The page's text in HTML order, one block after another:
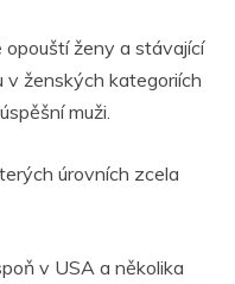
m
ženy a stávající
v ženských kategoriích
muži.
úrovních zcela
v USA a několika